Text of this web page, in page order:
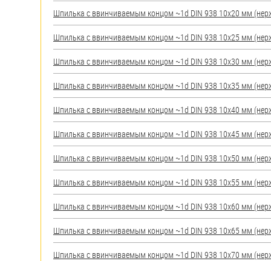
Пробки
Саморезы и шурупы
Стопорные кольца
Такелаж
Хомуты
Шайбы
Шпильки
Шплинты
Штифты и пальцы
Шпилька c ввинчиваемым концом ~1d DIN 938 10х20 мм
Шпилька c ввинчиваемым концом ~1d DIN 938 10х25 мм
Шпилька c ввинчиваемым концом ~1d DIN 938 10х30 мм
Шпилька c ввинчиваемым концом ~1d DIN 938 10х35 мм
Шпилька c ввинчиваемым концом ~1d DIN 938 10х40 мм
Шпилька c ввинчиваемым концом ~1d DIN 938 10х45 мм
Шпилька c ввинчиваемым концом ~1d DIN 938 10х50 мм
Шпилька c ввинчиваемым концом ~1d DIN 938 10х55 мм
Шпилька c ввинчиваемым концом ~1d DIN 938 10х60 мм
Шпилька c ввинчиваемым концом ~1d DIN 938 10х65 мм
Шпилька c ввинчиваемым концом ~1d DIN 938 10х70 мм